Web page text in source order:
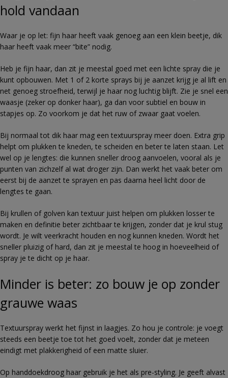
hold vandaan
Waar je op let: fijn haar heeft vaak genoeg aan een klein beetje, dik
haar heeft vaak meer “bite” nodig.
Heb je fijn haar, dan zit je meestal goed met een lichte spray die je
kunt opbouwen. Met 1 of 2 korte sprays bij je aanzet krijg je al lift en
net genoeg stroefheid, terwijl je haar nog luchtig blijft. Zie je snel een
waasje (zeker op donker haar), ga dan voor subtiel en bouw in
stapjes op. Zo voorkom je dat het ruw of zwaar gaat voelen.
Bij normaal tot dik haar mag een textuurspray meer doen. Extra grip
helpt om plukken te kneden, te scheiden en beter te laten staan. Let
wel op je lengtes: die kunnen sneller droog aanvoelen, vooral als je
punten van zichzelf al wat droger zijn. Dan werkt het vaak beter om
eerst bij de aanzet te sprayen en pas daarna heel licht door de
lengtes te gaan.
Bij krullen of golven kan textuur juist helpen om plukken losser te
maken en definitie beter zichtbaar te krijgen, zonder dat je krul stug
wordt. Je wilt veerkracht houden en nog kunnen kneden. Wordt het
sneller pluizig of hard, dan zit je meestal te hoog in hoeveelheid of
spray je te dicht op je haar.
Minder is beter: zo bouw je op zonder
grauwe waas
Textuurspray werkt het fijnst in laagjes. Zo hou je controle: je voegt
steeds een beetje toe tot het goed voelt, zonder dat je meteen
eindigt met plakkerigheid of een matte sluier.
Op handdoekdroog haar gebruik je het als pre-styling. Je geeft alvast